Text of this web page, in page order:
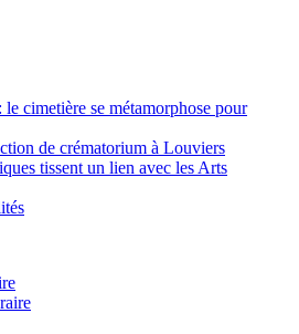
cimetière se métamorphose pour
de crématorium à Louviers
tissent un lien avec les Arts